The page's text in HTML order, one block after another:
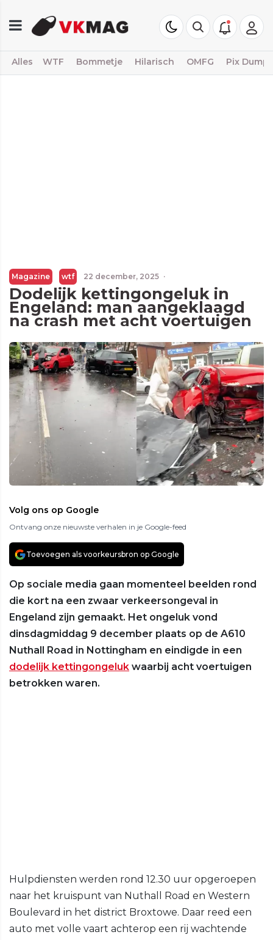
Alles WTF Bommetje Hilarisch OMFG Pix Dump
Magazine wtf 22 december, 2025 ·
Dodelijk kettingongeluk in
Engeland: man aangeklaagd
na crash met acht voertuigen
Volg ons op Google
Ontvang onze nieuwste verhalen in je Google-feed
Toevoegen als voorkeursbron op Google
Op sociale media gaan momenteel beelden rond
die kort na een zwaar verkeersongeval in
Engeland zijn gemaakt. Het ongeluk vond
dinsdagmiddag 9 december plaats op de A610
Nuthall Road in Nottingham en eindigde in een
dodelijk kettingongeluk waarbij acht voertuigen
betrokken waren.
Hulpdiensten werden rond 12.30 uur opgeroepen
naar het kruispunt van Nuthall Road en Western
Boulevard in het district Broxtowe. Daar reed een
auto met volle vaart achterop een rij wachtende